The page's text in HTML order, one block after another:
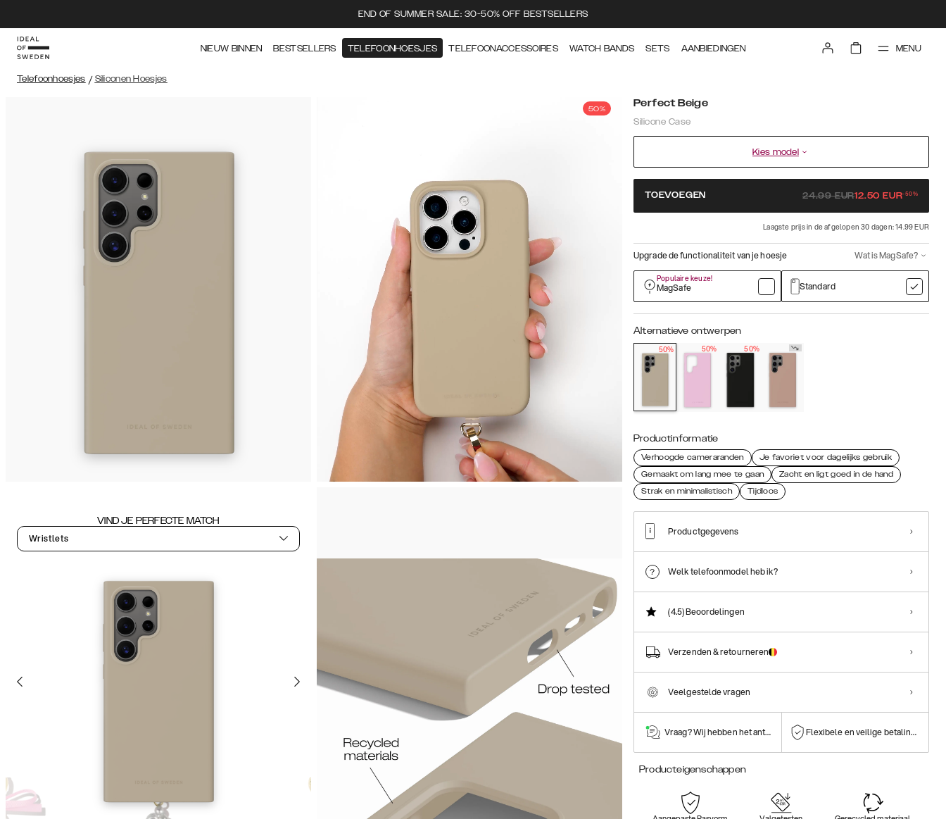
END OF SUMMER SALE: 30-50% OFF BESTSELLERS
NIEUW BINNEN BESTSELLERS TELEFOONHOESJES TELEFOONACCESSOIRES WATCH BANDS SETS AANBIEDINGEN MENU
Telefoonhoesjes / Siliconen Hoesjes
50%
VIND JE PERFECTE MATCH
Wristlets
Perfect Beige
Silicone Case
Kies model
TOEVOEGEN 24.99EUR12.50 EUR-50%
Laagste prijs in de afgelopen 30 dagen: 14.99 EUR
Upgrade de functionaliteit van je hoesje Wat is MagSafe?
Populaire keuze!
MagSafe Standard
Alternatieve ontwerpen
50% 50% 50%
Productinformatie
Verhoogde cameraranden
Je favoriet voor dagelijks gebruik
Gemaakt om lang mee te gaan
Zacht en ligt goed in de hand
Strak en minimalistisch
Tijdloos
Productgegevens
Welk telefoonmodel heb ik?
(4.5)Beoordelingen
Verzenden & retourneren
Veelgestelde vragen
Vraag? Wij hebben het antwoord! Flexibele en veilige betalingen
Producteigenschappen